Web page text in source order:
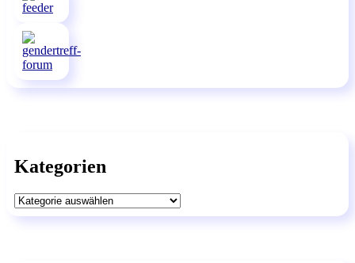
Kategorien
Kategorien